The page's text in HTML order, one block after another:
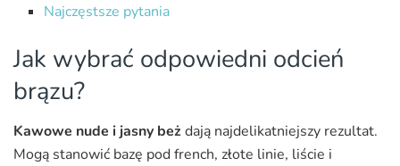
Najczęstsze pytania
Jak wybrać odpowiedni odcień
brązu?
Kawowe nude i jasny beżdają najdelikatniejszy rezultat.
Mogą stanowić bazę pod french, złote linie, liście i